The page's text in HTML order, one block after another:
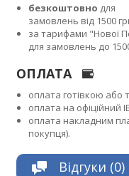
безкоштовно для
замовлень від 1500
за тарифами "Нової
для замовлень до
ОПЛАТА
оплата готівкою або
оплата на офіційний
оплата накладним
покупця).
Відгуки (0)